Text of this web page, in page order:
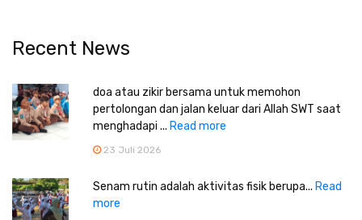
Recent News
doa atau zikir bersama untuk memohon
pertolongan dan jalan keluar dari Allah SWT saat
menghadapi ... Read more
23 Juli 2026
Senam rutin adalah aktivitas fisik berupa... Read
more